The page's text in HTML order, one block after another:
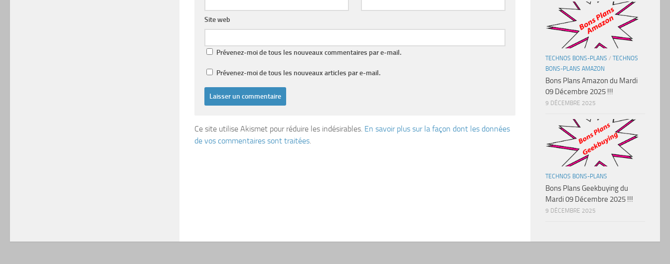
Site web
Prévenez-moi de tous les nouveaux commentaires par e-mail.
Prévenez-moi de tous les nouveaux articles par e-mail.
Ce site utilise Akismet pour réduire les indésirables. En savoir plus sur la façon dont les données
de vos commentaires sont traitées
TECHNOS BONS-PLANS / TECHNOS
BONS-PLANS AMAZON
Bons Plans Amazon du Mardi
09 Décembre 2025 !!!
9 DÉCEMBRE 2025
TECHNOS BONS-PLANS
Bons Plans Geekbuying du
Mardi 09 Décembre 2025 !!!
9 DÉCEMBRE 2025